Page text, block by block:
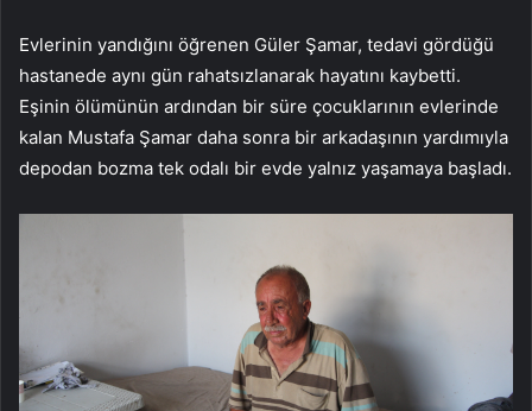
Evlerinin yandığını öğrenen Güler Şamar, tedavi gördüğü
hastanede aynı gün rahatsızlanarak hayatını kaybetti.
Eşinin ölümünün ardından bir süre çocuklarının evlerinde
kalan Mustafa Şamar daha sonra bir arkadaşının yardımıyla
depodan bozma tek odalı bir evde yalnız yaşamaya başladı.